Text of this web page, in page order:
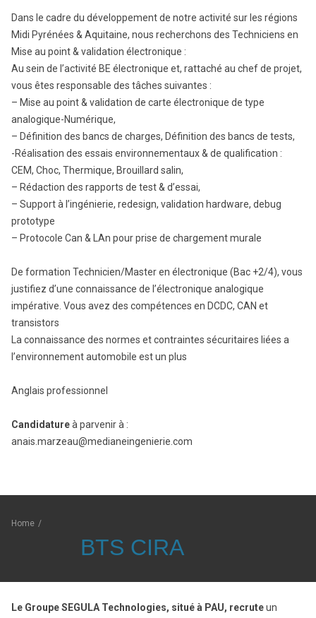
Dans le cadre du développement de notre activité sur les régions
Midi Pyrénées & Aquitaine, nous recherchons des Techniciens en
Mise au point & validation électronique :
Au sein de l’activité BE électronique et, rattaché au chef de projet,
vous êtes responsable des tâches suivantes :
– Mise au point & validation de carte électronique de type
analogique-Numérique,
– Définition des bancs de charges, Définition des bancs de tests,
-Réalisation des essais environnementaux & de qualification :
CEM, Choc, Thermique, Brouillard salin,
– Rédaction des rapports de test & d’essai,
– Support à l’ingénierie, redesign, validation hardware, debug
prototype
– Protocole Can & LAn pour prise de chargement murale
De formation Technicien/Master en électronique (Bac +2/4), vous
justifiez d’une connaissance de l’électronique analogique
impérative. Vous avez des compétences en DCDC, CAN et
transistors
La connaissance des normes et contraintes sécuritaires liées a
l’environnement automobile est un plus
Anglais professionnel
Candidatureà parvenir à :
anais.marzeau@medianeingenierie.com
Home /
BTS CIRA
Le Groupe SEGULA Technologies, situé à PAU, recruteun